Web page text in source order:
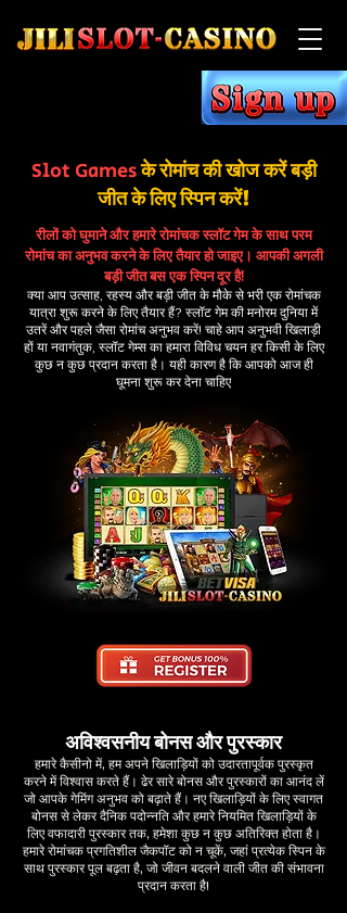
Slot Gamesके रोमांच की खोज करें बड़ी
जीत के लिए स्पिन करें!
रीलों को घुमाने और हमारे रोमांचक स्लॉट गेम के साथ परम
रोमांच का अनुभव करने के लिए तैयार हो जाइए। आपकी अगली
बड़ी जीत बस एक स्पिन दूर है!
क्या आप उत्साह, रहस्य और बड़ी जीत के मौके से भरी एक रोमांचक
यात्रा शुरू करने के लिए तैयार हैं? स्लॉट गेम की मनोरम दुनिया में
उतरें और पहले जैसा रोमांच अनुभव करें! चाहे आप अनुभवी खिलाड़ी
हों या नवागंतुक, स्लॉट गेम्स का हमारा विविध चयन हर किसी के लिए
कुछ न कुछ प्रदान करता है। यही कारण है कि आपको आज ही
घूमना शुरू कर देना चाहिए
अविश्वसनीय बोनस और पुरस्कार
हमारे कैसीनो में, हम अपने खिलाड़ियों को उदारतापूर्वक पुरस्कृत
करने में विश्वास करते हैं। ढेर सारे बोनस और पुरस्कारों का आनंद लें
जो आपके गेमिंग अनुभव को बढ़ाते हैं। नए खिलाड़ियों के लिए स्वागत
बोनस से लेकर दैनिक पदोन्नति और हमारे नियमित खिलाड़ियों के
लिए वफादारी पुरस्कार तक, हमेशा कुछ न कुछ अतिरिक्त होता है।
हमारे रोमांचक प्रगतिशील जैकपॉट को न चूकें, जहां प्रत्येक स्पिन के
साथ पुरस्कार पूल बढ़ता है, जो जीवन बदलने वाली जीत की संभावना
प्रदान करता है!